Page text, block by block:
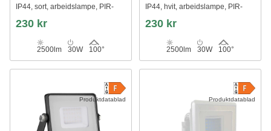
IP44, sort, arbeidslampe, PIR-
230 kr
2500lm 30W 100°
IP44, hvit, arbeidslampe, PIR-
230 kr
2500lm 30W 100°
Produktdatablad Produktdatablad